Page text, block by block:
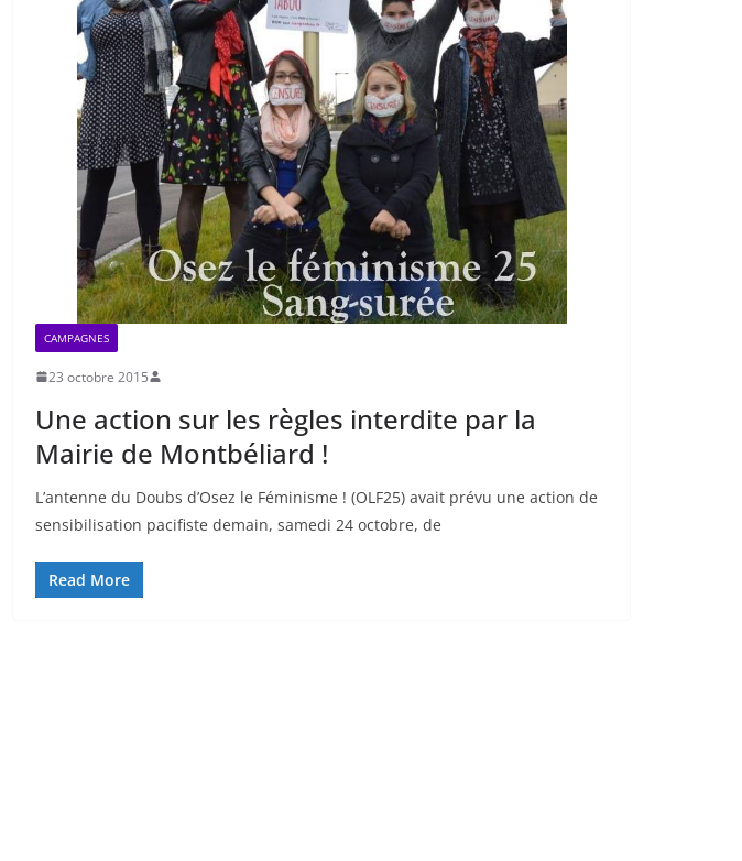
CAMPAGNES
23 octobre 2015
Une action sur les règles interdite par la
Mairie de Montbéliard !
L’antenne du Doubs d’Osez le Féminisme ! (OLF25) avait prévu une action de
sensibilisation pacifiste demain, samedi 24 octobre, de
Read More